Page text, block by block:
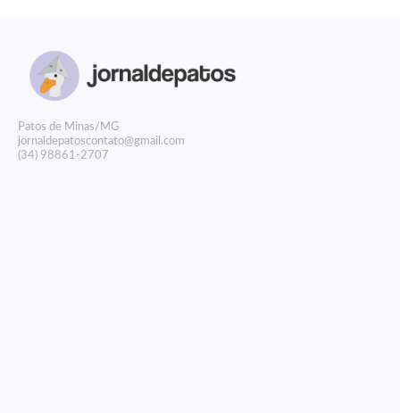
Patos de Minas/MG
jornaldepatoscontato@gmail.com
(34) 98861-2707